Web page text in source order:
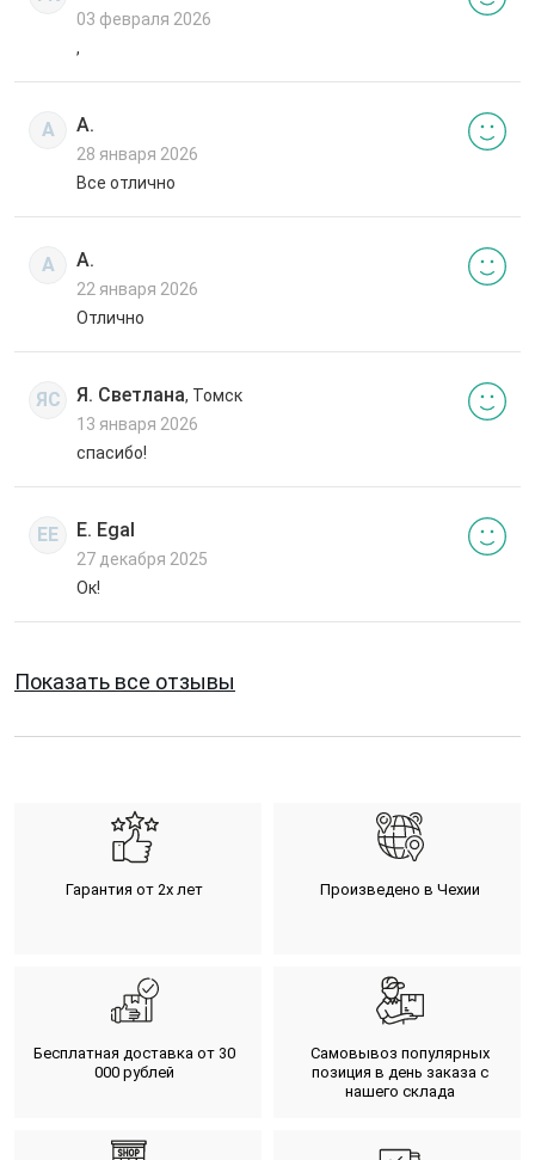
03 февраля 2026
,
А А.
28 января 2026
Все отлично
А А.
22 января 2026
Отлично
ЯС Я. Светлана, Томск
13 января 2026
спасибо!
EE E. Egal
27 декабря 2025
Ок!
Показать все отзывы
Гарантия от 2х лет Произведено в Чехии
Бесплатная доставка от 30
000 рублей
Самовывоз популярных
позиция в день заказа с
нашего склада